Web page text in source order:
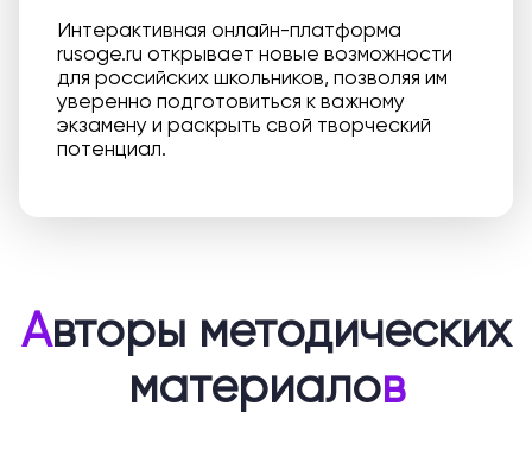
Интерактивная онлайн-платформа
rusoge.ru открывает новые возможности
для российских школьников, позволяя им
уверенно подготовиться к важному
экзамену и раскрыть свой творческий
потенциал.
Авторы методических
материалов